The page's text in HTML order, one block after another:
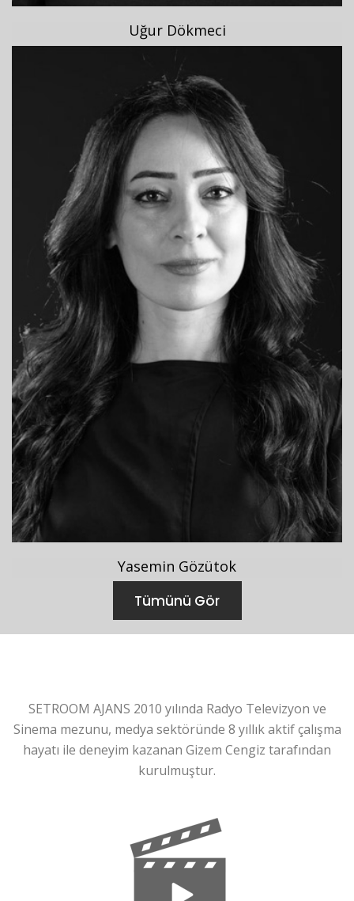
Uğur Dökmeci
Yasemin Gözütok
Tümünü Gör
SETROOM AJANS 2010 yılında Radyo Televizyon ve
Sinema mezunu, medya sektöründe 8 yıllık aktif çalışma
hayatı ile deneyim kazanan Gizem Cengiz tarafından
kurulmuştur.